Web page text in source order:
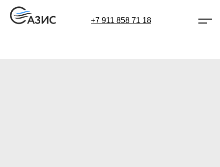
+7 911 858 71 18